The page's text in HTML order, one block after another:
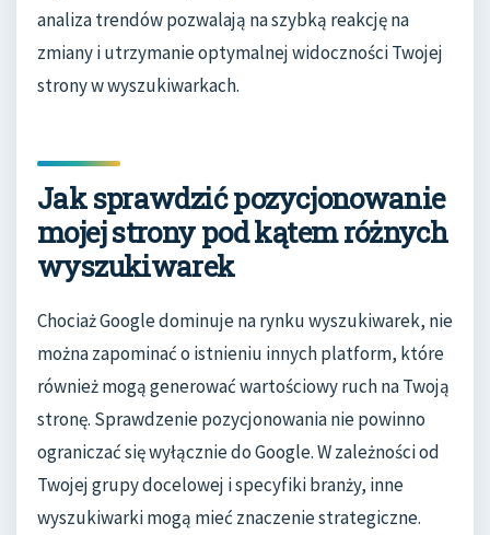
analiza trendów pozwalają na szybką reakcję na
zmiany i utrzymanie optymalnej widoczności Twojej
strony w wyszukiwarkach.
Jak sprawdzić pozycjonowanie
mojej strony pod kątem różnych
wyszukiwarek
Chociaż Google dominuje na rynku wyszukiwarek, nie
można zapominać o istnieniu innych platform, które
również mogą generować wartościowy ruch na Twoją
stronę. Sprawdzenie pozycjonowania nie powinno
ograniczać się wyłącznie do Google. W zależności od
Twojej grupy docelowej i specyfiki branży, inne
wyszukiwarki mogą mieć znaczenie strategiczne.